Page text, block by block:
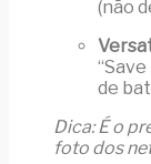
(não
de
Dica: É o
foto dos